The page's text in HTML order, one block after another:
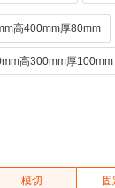
高400mm厚80mm
高300mm厚100mm
模切